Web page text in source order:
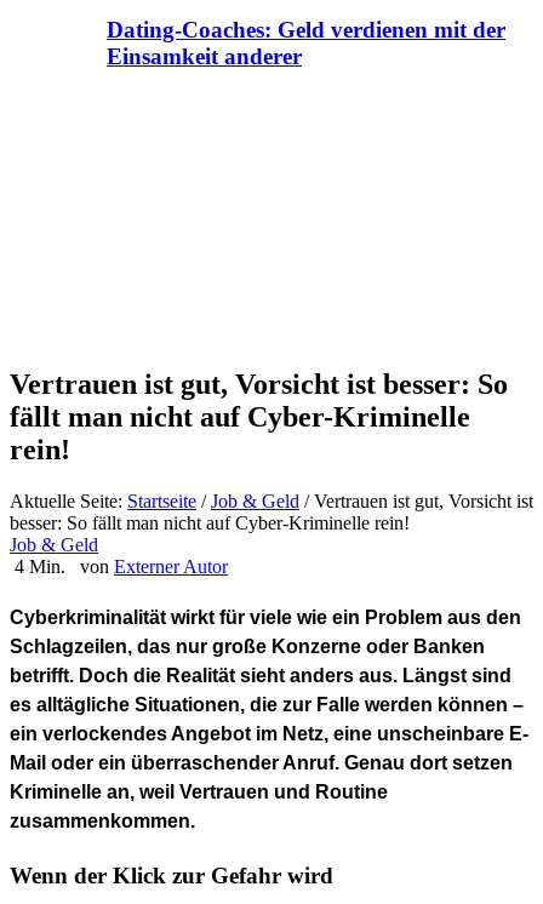
Dating-Coaches: Geld verdienen mit der
Einsamkeit anderer
Vertrauen ist gut, Vorsicht ist besser: So
fällt man nicht auf Cyber-Kriminelle
rein!
Aktuelle Seite: Startseite / Job & Geld /Vertrauen ist gut, Vorsicht ist
besser: So fällt man nicht auf Cyber-Kriminelle rein!
Job & Geld
4 Min.
von Externer Autor
Cyberkriminalität wirkt für viele wie ein Problem aus den
Schlagzeilen, das nur große Konzerne oder Banken
betrifft. Doch die Realität sieht anders aus. Längst sind
es alltägliche Situationen, die zur Falle werden können –
ein verlockendes Angebot im Netz, eine unscheinbare E-
Mail oder ein überraschender Anruf. Genau dort setzen
Kriminelle an, weil Vertrauen und Routine
zusammenkommen.
Wenn der Klick zur Gefahr wird